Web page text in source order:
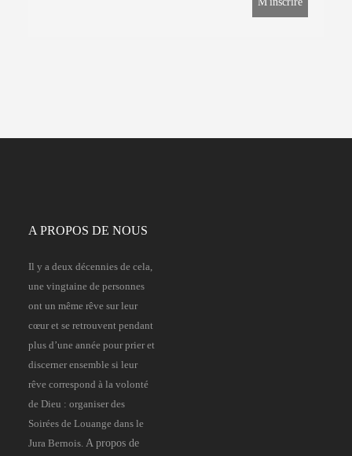
A PROPOS DE NOUS
Il y a deux décennies de cela,
une vingtaine de personnes
ont un même rêve sur leur
cœur et se retrouvent pendant
plus d’une année pour prier et
discerner ensemble si leur
rêve correspond à la volonté
de Dieu : organiser des
Soirées de Louange dans le
Jura Bernois. A propos de